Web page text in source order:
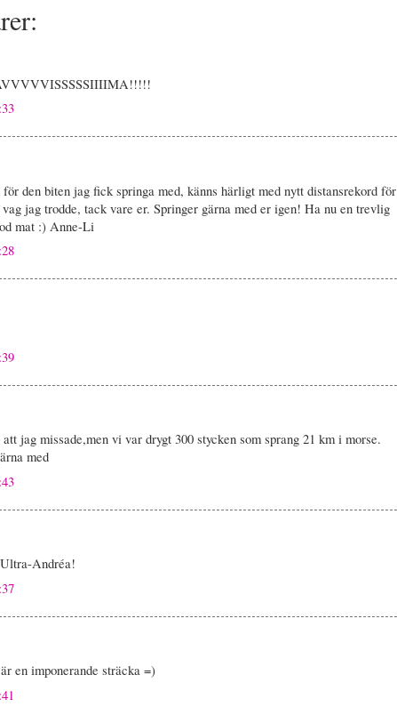
den biten jag fick springa med, känns härligt med nytt distansrekord för
jag trodde, tack vare er. Springer gärna med er igen! Ha nu en trevlig
mat :) Anne-Li
jag missade,men vi var drygt 300 stycken som sprang 21 km i morse.
med
Andréa!
en imponerande sträcka =)